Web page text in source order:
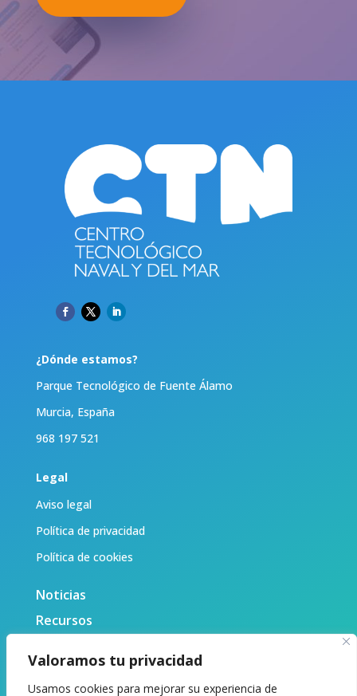
Valoramos tu privacidad
Usamos cookies para mejorar su experiencia de
¿Dónde estamos?
Parque Tecnológico de Fuente Álamo
Murcia, España
968 197 521
Legal
Aviso legal
Política de privacidad
Política de cookies
Noticias
Recursos
Sobre nosotras